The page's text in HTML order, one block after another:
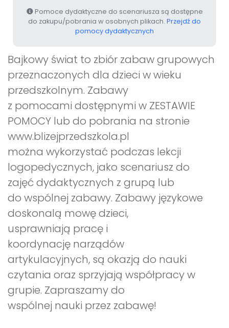
Pomoce dydaktyczne do scenariusza są dostępne
do zakupu/pobrania w osobnych plikach. Przejdź do
pomocy dydaktycznych
Bajkowy świat to zbiór zabaw grupowych
przeznaczonych dla dzieci w wieku
przedszkolnym. Zabawy
z pomocami dostępnymi w ZESTAWIE
POMOCY lub do pobrania na stronie
www.blizejprzedszkola.pl
można wykorzystać podczas lekcji
logopedycznych, jako scenariusz do
zajęć dydaktycznych z grupą lub
do wspólnej zabawy. Zabawy językowe
doskonalą mowę dzieci,
usprawniają pracę i
koordynację narządów
artykulacyjnych, są okazją do nauki
czytania oraz sprzyjają współpracy w
grupie. Zapraszamy do
wspólnej nauki przez zabawę!